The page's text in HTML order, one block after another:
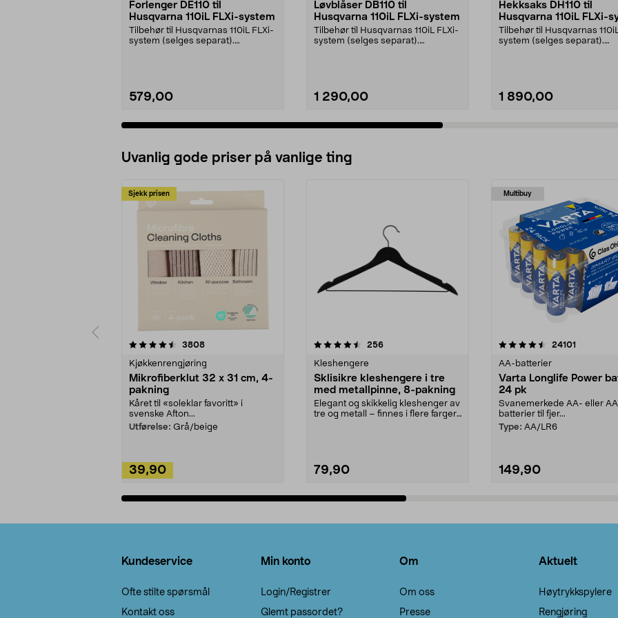
Forlenger DE110 til
Husqvarna 110iL FLXi-system
Tilbehør til Husqvarnas 110iL FLXi-
system (selges separat).
579,00
Løvblåser DB110 til
Husqvarna 110iL FLXi-system
Tilbehør til Husqvarnas 110iL FLXi-
system (selges separat).
1 290,00
Hekksaks DH110 til
Husqvarna 110iL FLXi-
Tilbehør til Husqvarnas
system (selges separat).
1 890,00
Uvanlig gode priser på vanlige ting
Sjekk prisen
3808anmeldelser
Kjøkkenrengjøring
Mikrofiberklut 32 x 31 cm, 4-
pakning
Kåret til «soleklar favoritt» i
svenske Afton...
Utførelse: Grå/beige
39,90
4.5av 5 stjerner 256anmeldelser
Kleshengere
Sklisikre kleshengere i tre
med metallpinne, 8-pakning
Elegant og skikkelig kleshenger av
tre og metall – finnes i flere farger.
79,90
Multibuy
4.5av 5 stjerner 24101
AA-batterier
Varta Longlife Power
24 pk
Svanemerkede AA- eller
batterier til fjer...
Type: AA/LR6
149,90
4.5av 5 stjerner
Kundeservice
Ofte stilte spørsmål
Kontakt oss
Min konto
Login/Registrer
Glemt passordet?
Om
Om oss
Presse
Aktuelt
Høytrykkspylere
Rengjøring